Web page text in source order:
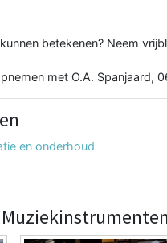
betekenen? Neem
met O.A. Spanjaard,
en onderhoud